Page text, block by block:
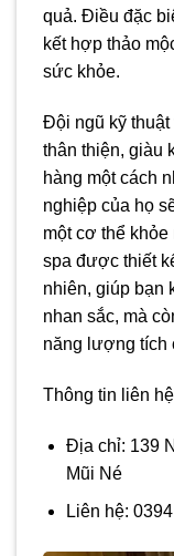
quả. Điều đặc
kết hợp thảo
sức khỏe.
Đội ngũ kỹ thuật
thân thiện, giàu
hàng một cách
nghiệp của họ
một cơ thể
spa được thiết
nhiên, giúp bạn
nhan sắc, mà
năng lượng tích
Thông tin liên
Địa chỉ: 139
Mũi Né
Liên hệ: